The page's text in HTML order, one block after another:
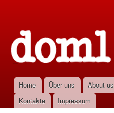
Hauptmenü
Home Über uns About us
Kontakte
Impressum